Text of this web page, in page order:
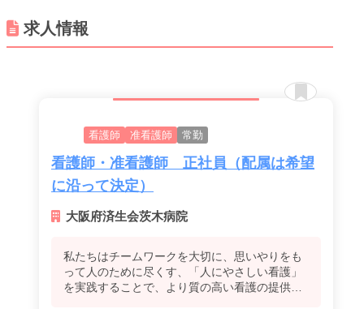
求人情報
看護師 准看護師 常勤
看護師・准看護師 正社員（配属は希望
に沿って決定）
大阪府済生会茨木病院
私たちはチームワークを大切に、思いやりをも
って人のために尽くす、「人にやさしい看護」
を実践することで、より質の高い看護の提供を